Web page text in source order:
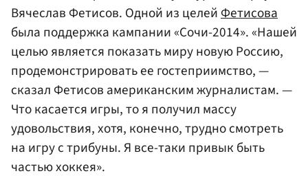
Вячеслав Фетисов. Одной из целейФетисова
была поддержка кампании «Сочи-2014». «Нашей
целью является показать миру новую Россию,
продемонстрировать ее гостеприимство, —
сказал Фетисов американским журналистам. —
Что касается игры, то я получил массу
удовольствия, хотя, конечно, трудно смотреть
на игру с трибуны. Я все-таки привык быть
частью хоккея».